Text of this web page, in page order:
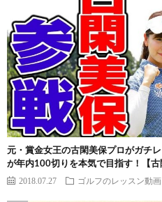
元・賞金女王の古閑美保プロがガチ
が年内100切りを本気で目指す！【古
2018.07.27 ゴルフのレッスン動画